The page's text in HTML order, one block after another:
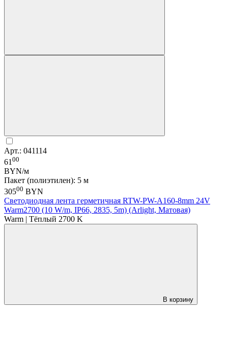
Арт.: 041114
61 00
BYN/м
Пакет (полиэтилен): 5 м
30500 BYN
Светодиодная лента герметичная RTW-PW-A160-8mm 24V
Warm2700 (10 W/m, IP66, 2835, 5m) (Arlight, Матовая)
Warm | Тёплый 2700 K
В корзину